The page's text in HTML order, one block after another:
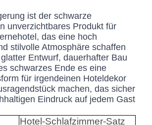
ist der schwarze
unverzichtbares Produkt für
das eine hoch
stilvolle Atmosphäre schaffen
Entwurf, dauerhafter Bau
schwarzes Ende es eine
für irgendeinen Hoteldekor
machen, das sicher
Eindruck auf jedem Gast
Hotel-Schlafzimmer-Satz